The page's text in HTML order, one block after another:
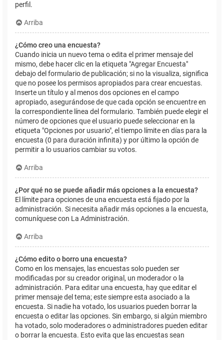
perfil.
Arriba
¿Cómo creo una encuesta?
Cuando inicia un nuevo tema o edita el primer mensaje del
mismo, debe hacer clic en la etiqueta "Agregar Encuesta"
debajo del formulario de publicación; si no la visualiza, significa
que no posee los permisos apropiados para crear encuestas.
Inserte un título y al menos dos opciones en el campo
apropiado, asegurándose de que cada opción se encuentre en
la correspondiente línea del formulario. También puede elegir el
número de opciones que el usuario puede seleccionar en la
etiqueta "Opciones por usuario", el tiempo límite en días para la
encuesta (0 para duración infinita) y por último la opción de
permitir a lo usuarios cambiar su votos.
Arriba
¿Por qué no se puede añadir más opciones a la encuesta?
El límite para opciones de una encuesta está fijado por la
administración. Si necesita añadir más opciones a la encuesta,
comuníquese con La Administración.
Arriba
¿Cómo edito o borro una encuesta?
Como en los mensajes, las encuestas solo pueden ser
modificadas por su creador original, un moderador o la
administración. Para editar una encuesta, hay que editar el
primer mensaje del tema; este siempre esta asociado a la
encuesta. Si nadie ha votado, los usuarios pueden borrar la
encuesta o editar las opciones. Sin embargo, si algún miembro
ha votado, solo moderadores o administradores pueden editar
o borrar la encuesta. Esto evita que las encuestas sean